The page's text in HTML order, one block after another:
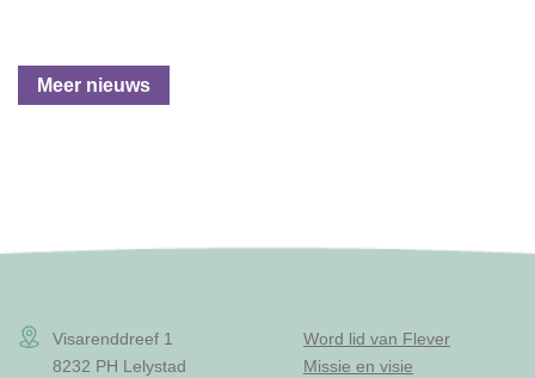
Meer nieuws
Visarenddreef 1
8232 PH Lelystad
Word lid van Flever
Missie en visie